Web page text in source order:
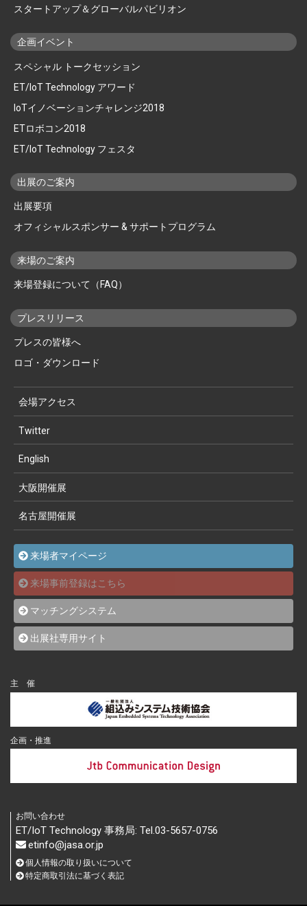
スタートアップ＆グローバルパビリオン
企画イベント
スペシャル トークセッション
ET/IoT Technology アワード
IoTイノベーションチャレンジ2018
ETロボコン2018
ET/IoT Technology フェスタ
出展のご案内
出展要項
オフィシャルスポンサー & サポートプログラム
来場のご案内
来場登録について（FAQ）
プレスリリース
プレスの皆様へ
ロゴ・ダウンロード
会場アクセス
Twitter
English
大阪開催展
名古屋開催展
来場者マイページ
来場事前登録はこちら
マッチングシステム
出展社専用サイト
主 催
企画・推進
お問い合わせ
ET/IoT Technology 事務局: Tel.03-5657-0756
etinfo@jasa.or.jp
個人情報の取り扱いについて
特定商取引法に基づく表記